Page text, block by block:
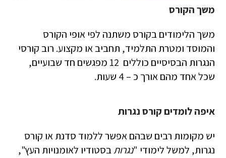
משך הקורס
משך הלימודים בקורס משתנה לפי אופי הקורס
והמוסד ומטרת התלמיד, תחביב או מקצוע. רוב קורסי
הנגרות הבסיסיים כוללים 12 מפגשים חד שבועיים,
שכל אחד מהם אורך כ – 4 שעות.
איפה לומדים קורס נגרות
יש מקומות רבים שבהם אפשר ללמוד סדנת או קורס
נגרות, למשל לימודי "נגרותבסטודיו לאומנויות העץ",